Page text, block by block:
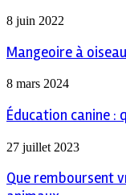
8 juin 2022
Mangeoire à
8 mars 2024
Éducation canine :
27 juillet 2023
Que remboursent